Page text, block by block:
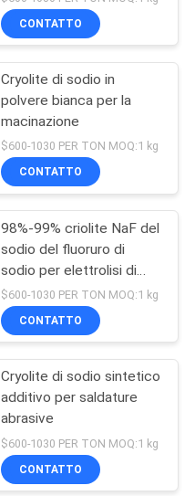
CONTATTO
Cryolite di sodio in
polvere bianca per la
macinazione
$600-1030 PER TON MOQ:1 kg
CONTATTO
98%-99% criolite NaF del
sodio del fluoruro di
sodio per elettrolisi di
alluminio
$600-1030 PER TON MOQ:1 kg
CONTATTO
Cryolite di sodio sintetico
additivo per saldature
abrasive
$600-1030 PER TON MOQ:1 kg
CONTATTO